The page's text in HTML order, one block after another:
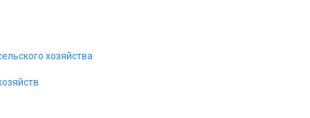
хозяйства
Специальные разработки для отдельных видов